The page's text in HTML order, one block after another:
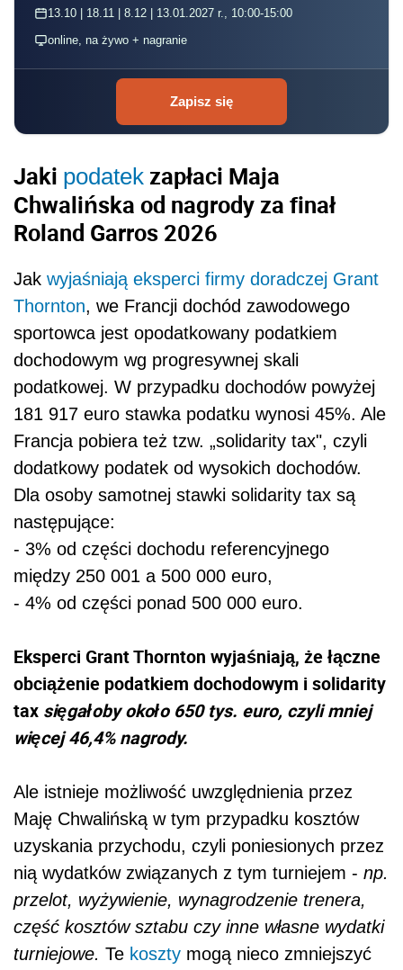
13.10 | 18.11 | 8.12 | 13.01.2027 r., 10:00-15:00
online, na żywo + nagranie
Zapisz się
Jaki podatek zapłaci Maja
Chwalińska od nagrody za finał
Roland Garros 2026
Jak wyjaśniają eksperci firmy doradczej Grant
Thornton, we Francji dochód zawodowego
sportowca jest opodatkowany podatkiem
dochodowym wg progresywnej skali
podatkowej. W przypadku dochodów powyżej
181 917 euro stawka podatku wynosi 45%. Ale
Francja pobiera też tzw. „solidarity tax", czyli
dodatkowy podatek od wysokich dochodów.
Dla osoby samotnej stawki solidarity tax są
następujące:
- 3% od części dochodu referencyjnego
między 250 001 a 500 000 euro,
- 4% od części ponad 500 000 euro.
Eksperci Grant Thornton wyjaśniają, że łączne
obciążenie podatkiem dochodowym i solidarity
tax sięgałoby około 650 tys. euro, czyli mniej
więcej 46,4% nagrody.
Ale istnieje możliwość uwzględnienia przez
Maję Chwalińską w tym przypadku kosztów
uzyskania przychodu, czyli poniesionych przez
nią wydatków związanych z tym turniejem - np.
przelot, wyżywienie, wynagrodzenie trenera,
część kosztów sztabu czy inne własne wydatki
turniejowe. Te koszty mogą nieco zmniejszyć